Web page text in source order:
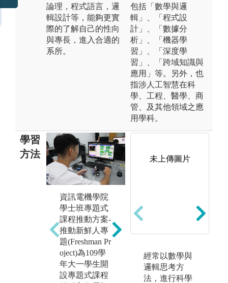
論理，程式語言，邏
輯設計等，能夠更實
際的了解自己的性向
與專長，進入合適的
系所。
包括「數學與邏
輯」、「程式設
計」、「數據分
析」、「機器學
習」、「深度學
習」、「跨域知識與
應用」等。另外，也
指涉人工智慧在科
學、工程、醫學、商
管、及其他領域之應
用學科。
學習
方法
資訊電機學院
學士班專題式
課程推動方案-
推動新鮮人專
題(Freshman Pr
oject)為109學
年大一學生開
設專題式課程
依照老師的專
與自身興趣相
老師。
2.藉由此專題
未上傳圖片
經常以數學與
邏輯思考方
法，進行科學